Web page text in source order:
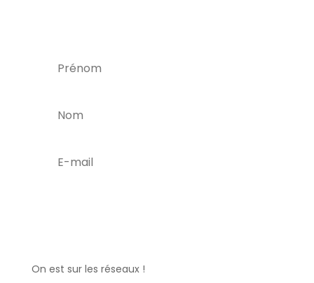
On est sur les réseaux !